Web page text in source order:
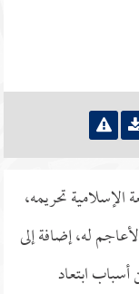
الإسلامية تحريمه،
له، إضافة إلى
أسباب ابتعاد